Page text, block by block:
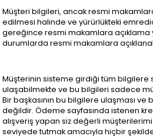
Müşteri bilgileri, ancak resmi
edilmesi halinde ve yürürlükteki
gereğince resmi makamlara
durumlarda resmi makamlara
Müşterinin sisteme girdiği tüm bilgilere
ulaşabilmekte ve bu bilgileri sadece
Bir başkasının bu bilgilere ulaşması
değildir. Ödeme sayfasında istenen
alışveriş yapan siz değerli
seviyede tutmak amacıyla hiçbir